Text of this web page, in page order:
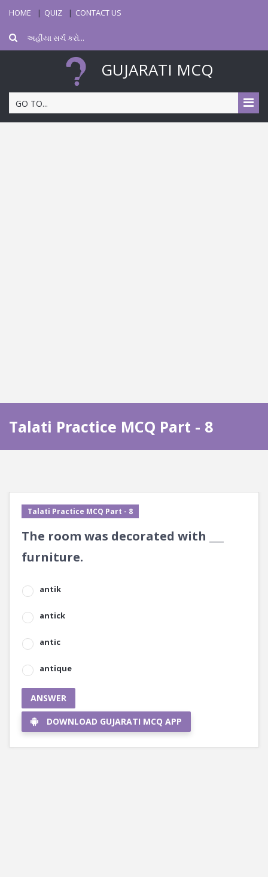
HOME QUIZ CONTACT US
GUJARATI MCQ
GO TO...
Talati Practice MCQ Part - 8
Talati Practice MCQ Part - 8
The room was decorated with ___
furniture.
antik
antick
antic
antique
ANSWER
DOWNLOAD GUJARATI MCQ APP